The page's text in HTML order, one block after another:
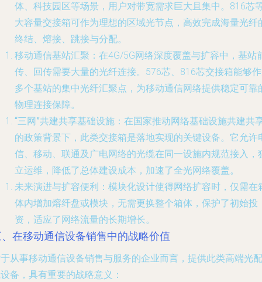
体、科技园区等场景，用户对带宽需求巨大且集中。816芯
大容量交接箱可作为理想的区域光节点，高效完成海量光纤
终结、熔接、跳接与分配。
移动通信基站汇聚 ：在4G/5G网络深度覆盖与扩容中，基站
传、回传需要大量的光纤连接。576芯、816芯交接箱能够
多个基站的集中光纤汇聚点，为移动通信网络提供稳定可靠
物理连接保障。
“三网”共建共享基础设施 ：在国家推动网络基础设施共建共
的政策背景下，此类交接箱是落地实现的关键设备。它允许
信、移动、联通及广电网络的光缆在同一设施内规范接入，
立运维，降低了总体建设成本，加速了全光网络覆盖。
未来演进与扩容便利 ：模块化设计使得网络扩容时，仅需在
体内增加熔纤盘或模块，无需更换整个箱体，保护了初始投
资，适应了网络流量的长期增长。
在移动通信设备销售中的战略价值
从事移动通信设备销售与服务的企业而言，提供此类高端光配
备，具有重要的战略意义：